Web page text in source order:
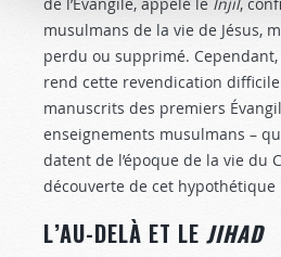
musulmans de la vie de Jésus,
perdu ou supprimé.
rend cette revendication
manuscrits des premiers
enseignements musulmans –
datent de l’époque de la vie du
découverte de cet hypothétique
L’AU-DELÀ ET LE JIHAD